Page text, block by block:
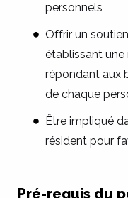
personnels
Offrir un
établissant
répondant aux
de chaque
Être impliqué
résident pour
Pré-requis du